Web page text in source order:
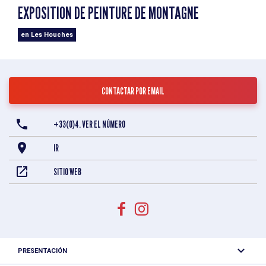
EXPOSITION DE PEINTURE DE MONTAGNE
en Les Houches
CONTACTAR POR EMAIL
+33(0)4. VER EL NÚMERO
IR
SITIO WEB
PRESENTACIÓN